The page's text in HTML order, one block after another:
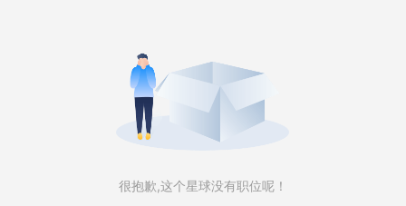
很抱歉,这个星球没有职位呢！